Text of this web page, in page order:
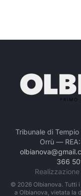
Tribunale di
Orrù —
366
© 2026Olbianova. Tutti
a Olbianova, vietata la